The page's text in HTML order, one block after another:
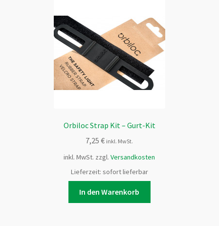
Orbiloc Strap Kit – Gurt-Kit
7,25€ inkl. MwSt.
inkl. MwSt. zzgl.Versandkosten
Lieferzeit: sofort lieferbar
In den Warenkorb